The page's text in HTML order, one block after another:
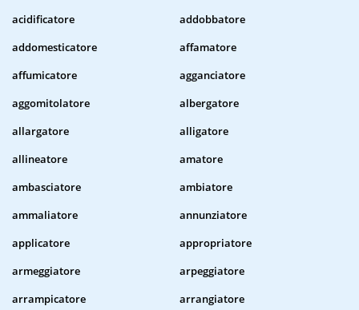
acidificatore
addobbatore
addomesticatore
affamatore
affumicatore
agganciatore
aggomitolatore
albergatore
allargatore
alligatore
allineatore
amatore
ambasciatore
ambiatore
ammaliatore
annunziatore
applicatore
appropriatore
armeggiatore
arpeggiatore
arrampicatore
arrangiatore